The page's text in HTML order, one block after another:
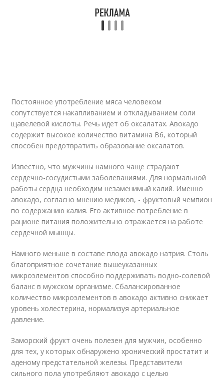
Постоянное употребление мяса человеком
сопутствуется накапливанием и откладыванием соли
щавелевой кислоты. Речь идет об оксалатах. Авокадо
содержит высокое количество витамина В6, который
способен предотвратить образование оксалатов.
Известно, что мужчины намного чаще страдают
сердечно-сосудистыми заболеваниями. Для нормальной
работы сердца необходим незаменимый калий. Именно
авокадо, согласно мнению медиков, - фруктовый чемпион
по содержанию калия. Его активное потребление в
рационе питания положительно отражается на работе
сердечной мышцы.
Намного меньше в составе плода авокадо натрия. Столь
благоприятное сочетание вышеуказанных
микроэлементов способно поддерживать водно-солевой
баланс в мужском организме. Сбалансированное
количество микроэлементов в авокадо активно снижает
уровень холестерина, нормализуя артериальное
давление.
Заморский фрукт очень полезен для мужчин, особенно
для тех, у которых обнаружено хронический простатит и
аденому предстательной железы. Представители
сильного пола употребляют авокадо с целью